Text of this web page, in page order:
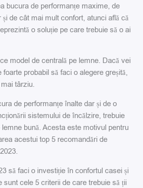
bucura de performanțe maxime, de
de cât mai mult confort, atunci află că
o soluție pe care trebuie să o ai
model de centrală pe lemne. Dacă vei
probabil să faci o alegere greșită,
târziu.
de performanțe înalte dar și de o
sistemului de încălzire, trebuie
bună. Acesta este motivul pentru
acestui top 5 recomandări de
să faci o investiție în confortul casei și
sunt cele 5 criterii de care trebuie să ții